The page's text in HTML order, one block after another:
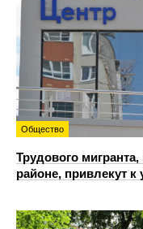
Общество
Трудового
районе, привлекут к